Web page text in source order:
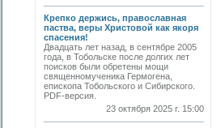
Крепко держись, православная
паства, веры Христовой как якоря
спасения!
Двадцать лет назад, в сентябре 2005
года, в Тобольске после долгих лет
поисков были обретены мощи
священномученика Гермогена,
епископа Тобольского и Сибирского.
PDF-версия.
23 октября 2025 г. 15:00